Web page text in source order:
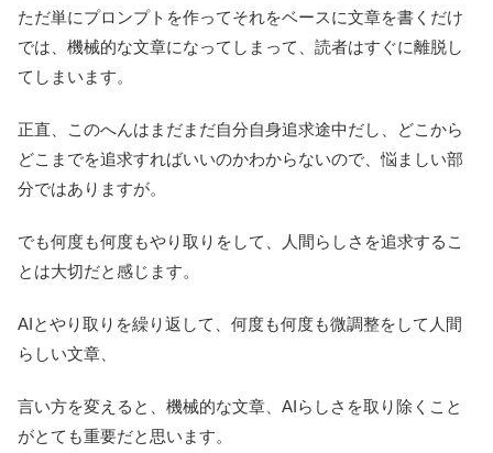
ただ単にプロンプトを作ってそれをベースに文章を書くだけ
では、機械的な文章になってしまって、読者はすぐに離脱し
てしまいます。
正直、このへんはまだまだ自分自身追求途中だし、どこから
どこまでを追求すればいいのかわからないので、悩ましい部
分ではありますが。
でも何度も何度もやり取りをして、人間らしさを追求するこ
とは大切だと感じます。
AIとやり取りを繰り返して、何度も何度も微調整をして人間
らしい文章、
言い方を変えると、機械的な文章、AIらしさを取り除くこと
がとても重要だと思います。